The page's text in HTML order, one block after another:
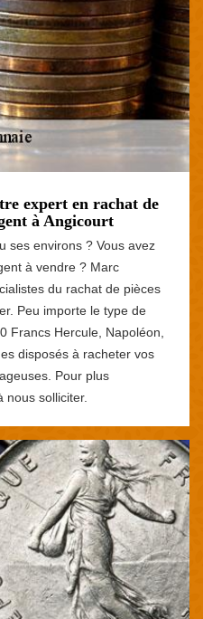
expert en rachat de
à Angicourt
ses environs ? Vous avez
à vendre ? Marc
du rachat de pièces
Peu importe le type de
Francs Hercule, Napoléon,
disposés à racheter vos
Pour plus
nous solliciter.